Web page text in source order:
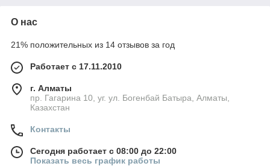
О нас
21% положительных из 14 отзывов за год
Работает с 17.11.2010
г. Алматы
пр. Гагарина 10, уг. ул. Богенбай Батыра, Алматы,
Казахстан
Контакты
Сегодня работает с 08:00 до 22:00
Показать весь график работы